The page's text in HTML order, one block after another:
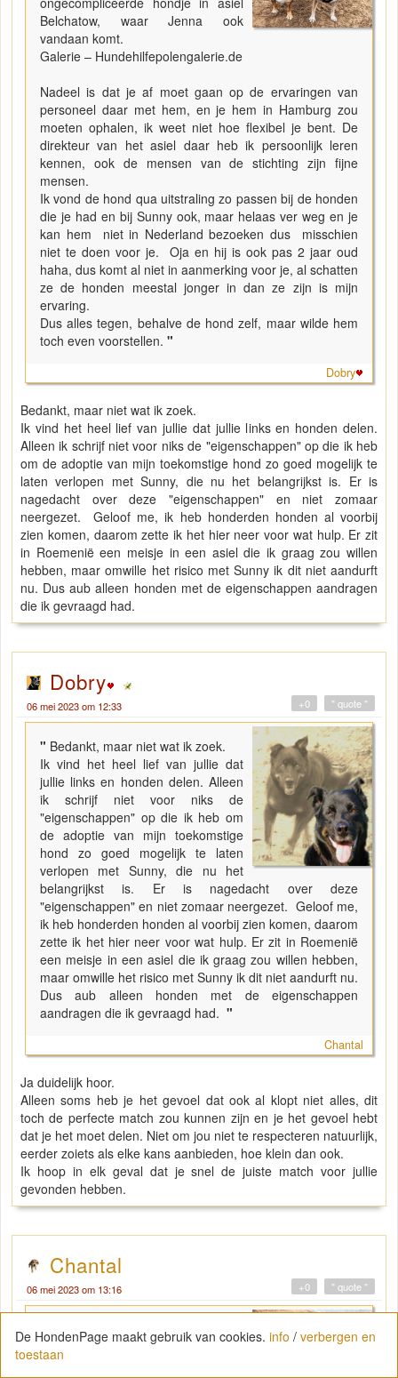
Belchatow, waar Jenna ook
vandaan komt.
Galerie – Hundehilfepolengalerie.de
Nadeel is dat je af moet gaan op de ervaringen van
personeel daar met hem, en je hem in Hamburg zou
moeten ophalen, ik weet niet hoe flexibel je bent. De
direkteur van het asiel daar heb ik persoonlijk leren
kennen, ook de mensen van de stichting zijn fijne
mensen.
Ik vond de hond qua uitstraling zo passen bij de honden
die je had en bij Sunny ook, maar helaas ver weg en je
kan hem niet in Nederland bezoeken dus misschien
niet te doen voor je. Oja en hij is ook pas 2 jaar oud
haha, dus komt al niet in aanmerking voor je, al schatten
ze de honden meestal jonger in dan ze zijn is mijn
ervaring.
Dus alles tegen, behalve de hond zelf, maar wilde hem
toch even voorstellen. "
Dobry
Bedankt, maar niet wat ik zoek.
Ik vind het heel lief van jullie dat jullie links en honden delen.
Alleen ik schrijf niet voor niks de "eigenschappen" op die ik heb
om de adoptie van mijn toekomstige hond zo goed mogelijk te
laten verlopen met Sunny, die nu het belangrijkst is. Er is
nagedacht over deze "eigenschappen" en niet zomaar
neergezet. Geloof me, ik heb honderden honden al voorbij
zien komen, daarom zette ik het hier neer voor wat hulp. Er zit
in Roemenië een meisje in een asiel die ik graag zou willen
hebben, maar omwille het risico met Sunny ik dit niet aandurft
nu. Dus aub alleen honden met de eigenschappen aandragen
die ik gevraagd had.
Dobry
06 mei 2023 om 12:33 " quote "
+0
" Bedankt, maar niet wat ik zoek.
Ik vind het heel lief van jullie dat
jullie links en honden delen. Alleen
ik schrijf niet voor niks de
"eigenschappen" op die ik heb om
de adoptie van mijn toekomstige
hond zo goed mogelijk te laten
verlopen met Sunny, die nu het
belangrijkst is. Er is nagedacht over deze
"eigenschappen" en niet zomaar neergezet. Geloof me,
ik heb honderden honden al voorbij zien komen, daarom
zette ik het hier neer voor wat hulp. Er zit in Roemenië
een meisje in een asiel die ik graag zou willen hebben,
maar omwille het risico met Sunny ik dit niet aandurft nu.
Dus aub alleen honden met de eigenschappen
aandragen die ik gevraagd had. "
Chantal
Ja duidelijk hoor.
Alleen soms heb je het gevoel dat ook al klopt niet alles, dit
toch de perfecte match zou kunnen zijn en je het gevoel hebt
dat je het moet delen. Niet om jou niet te respecteren natuurlijk,
eerder zoiets als elke kans aanbieden, hoe klein dan ook.
Ik hoop in elk geval dat je snel de juiste match voor jullie
gevonden hebben.
Chantal
06 mei 2023 om 13:16 " quote "
+0
"
Ja duidelijk hoor.
Alleen soms heb je het gevoel dat
ook al klopt niet alles, dit toch de
De HondenPage maakt gebruik van cookies. info / verbergen en
toestaan